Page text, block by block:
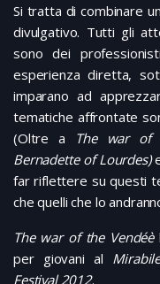
Si tratta di combinare
divulgativo. Tutti gli
sono dei
esperienza diretta,
imparano ad
tematiche affrontate
(Oltre a The war of
Bernadette of Lourdes)
far riflettere su questi
che quelli che lo
The war of the Vendéè
per giovani al
Festival 2012.